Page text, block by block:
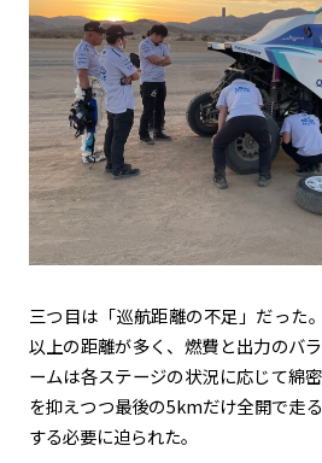
三つ目は「巡航距離の不足」だった
以上の距離が多く、燃費と出力のバ
ームは各ステージの状況に応じて綿
を抑えつつ最後の5kmだけ全開で走
する必要に迫られた。